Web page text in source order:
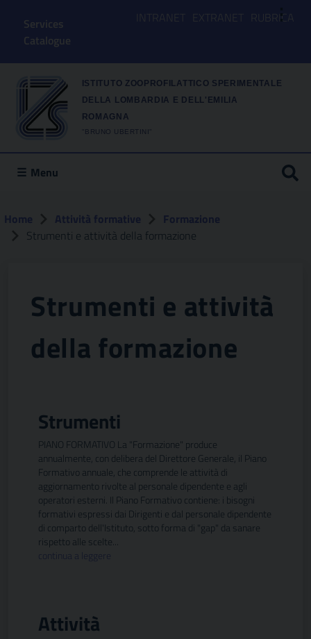
⋮
Services
Catalogue
INTRANET EXTRANET RUBRICA
ISTITUTO ZOOPROFILATTICO SPERIMENTALE
DELLA LOMBARDIA E DELL'EMILIA
ROMAGNA
"BRUNO UBERTINI"
Menu
Home Attività formative
Formazione
Strumenti e attività della formazione
Strumenti e attività
della formazione
Strumenti
PIANO FORMATIVO La "Formazione" produce
annualmente, con delibera del Direttore Generale, il Piano
Formativo annuale, che comprende le attività di
aggiornamento rivolte al personale dipendente e agli
operatori esterni. Il Piano Formativo contiene: i bisogni
formativi espressi dai Dirigenti e dal personale dipendente
di comparto dell'Istituto, sotto forma di "gap" da sanare
rispetto alle scelte...
continua a leggere
Attività